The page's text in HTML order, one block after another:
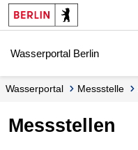
Springe zur Navigation
Springe zum Inhalt
Wasserportal Berlin
Wasserportal Messstelle
Messstellen